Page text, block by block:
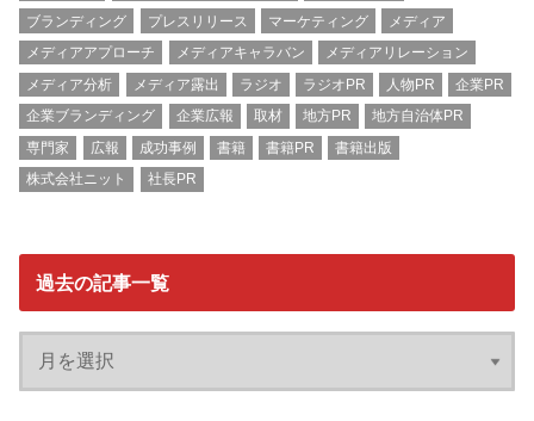
ブランディング
プレスリリース マーケティング
メディア
メディアアプローチ
メディアキャラバン
メディアリレーション
メディア分析
メディア露出 ラジオ ラジオPR 人物PR
企業PR
企業ブランディング
企業広報 取材 地方PR
地方自治体PR
専門家
広報 成功事例 書籍 書籍PR
書籍出版
株式会社ニット
社長PR
過去の記事一覧